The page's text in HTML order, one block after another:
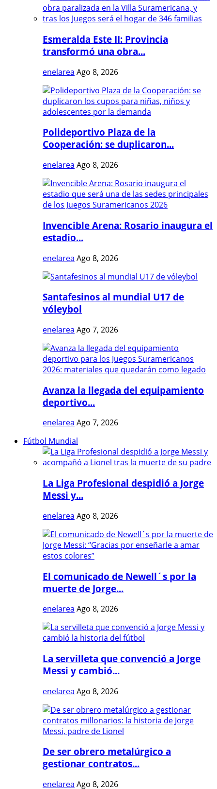
Esmeralda Este II: Provincia
transformó una obra...
enelarea Ago 8, 2026
Polideportivo Plaza de la
Cooperación: se duplicaron...
enelarea Ago 8, 2026
Invencible Arena: Rosario inaugura el
estadio...
enelarea Ago 8, 2026
Santafesinos al mundial U17 de
vóleybol
enelarea Ago 7, 2026
Avanza la llegada del equipamiento
deportivo...
enelarea Ago 7, 2026
Fútbol Mundial
La Liga Profesional despidió a Jorge
Messi y...
enelarea Ago 8, 2026
El comunicado de Newell´s por la
muerte de Jorge...
enelarea Ago 8, 2026
La servilleta que convenció a Jorge
Messi y cambió...
enelarea Ago 8, 2026
De ser obrero metalúrgico a
gestionar contratos...
enelarea Ago 8, 2026